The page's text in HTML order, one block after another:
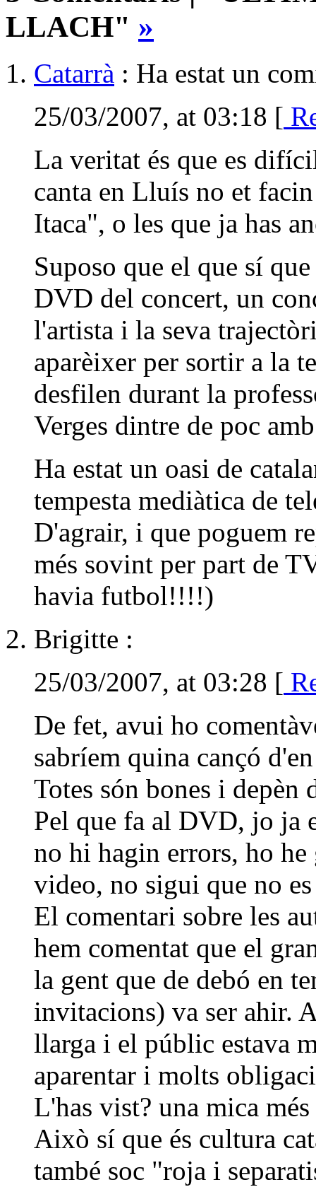
LLACH" »
Catarrà : Ha estat un
25/03/2007, at 03:18 [
La veritat és que es
canta en Lluís no et
Itaca", o les que ja has
Suposo que el que sí
DVD del concert, un
l'artista i la seva
aparèixer per sortir a la
desfilen durant la
Verges dintre de poc
Ha estat un oasi de
tempesta mediàtica de
D'agrair, i que poguem
més sovint per part de
havia futbol!!!!)
Brigitte :
25/03/2007, at 03:28 [
De fet, avui ho
sabríem quina cançó
Totes són bones i depèn
Pel que fa al DVD, jo ja
no hi hagin errors, ho
video, no sigui que no
El comentari sobre les
hem comentat que el
la gent que de debó en
invitacions) va ser ahir.
llarga i el públic estava
aparentar i molts
L'has vist? una mica
Això sí que és cultura
també soc "roja i